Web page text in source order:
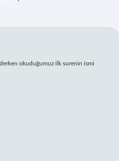
okuduğumuz ilk surenin ismi